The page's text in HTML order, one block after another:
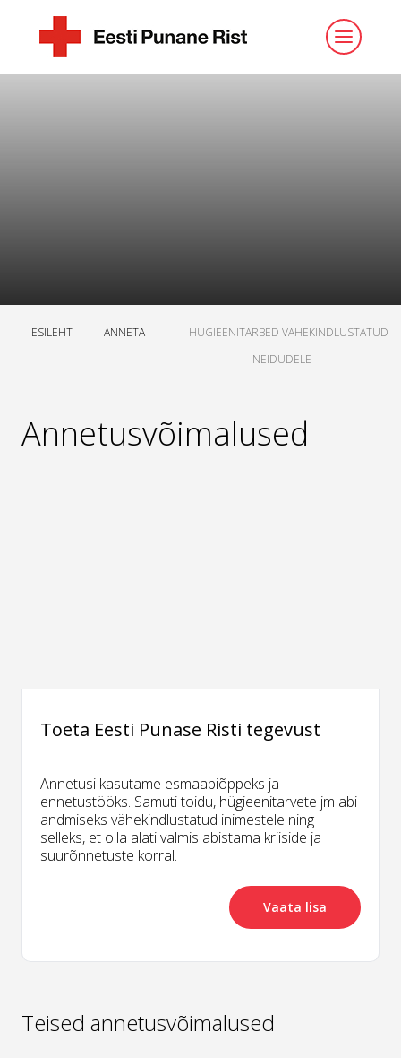
ESILEHT ANNETA
HUGIEENITARBED VAHEKINDLUSTATUD
NEIDUDELE
Annetusvõimalused
Toeta Eesti Punase Risti tegevust
Annetusi kasutame esmaabiõppeks ja
ennetustööks. Samuti toidu, hügieenitarvete jm abi
andmiseks vähekindlustatud inimestele ning
selleks, et olla alati valmis abistama kriiside ja
suurõnnetuste korral.
Vaata lisa
Teised annetusvõimalused